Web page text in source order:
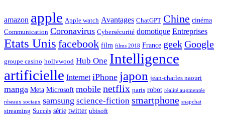
amazon apple Apple watch Avantages ChatGPT Chine cinéma
Communication Coronavirus Cybersécurité domotique Entreprises
Etats Unis facebook film films 2018 France geekGoogle
groupe casino hollywood Hub One Intelligence
artificielle Internet iPhone japon jean-charles naouri
manga Meta Microsoft mobile netflix paris robot réalité augmentée
réseaux sociaux samsung science-fiction smartphone snapchat
streaming Succès série twitter ubisoft